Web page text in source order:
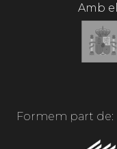
Amb
Formem part de: